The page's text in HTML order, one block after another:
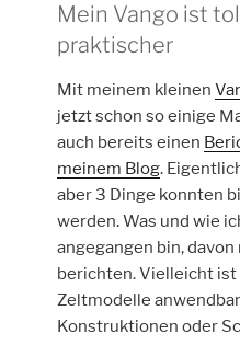
Mein Vango ist
praktischer
Mit meinem kleinen
jetzt schon so einige
auch bereits einen
meinem Blog.
aber 3 Dinge konnten
werden. Was und wie
angegangen bin,
berichten. Vielleicht ist
Zeltmodelle
Konstruktionen oder